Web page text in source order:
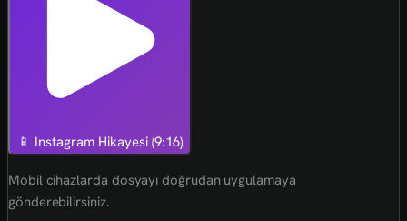
📱 Instagram Hikayesi (9:16)
Mobil cihazlarda dosyayı doğrudan uygulamaya
gönderebilirsiniz.